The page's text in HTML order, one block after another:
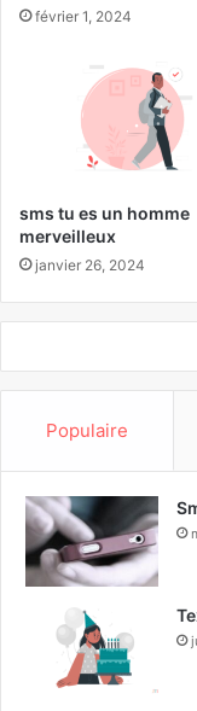
février 1, 2024
sms tu es un homme
merveilleux
janvier 26, 2024
Populaire